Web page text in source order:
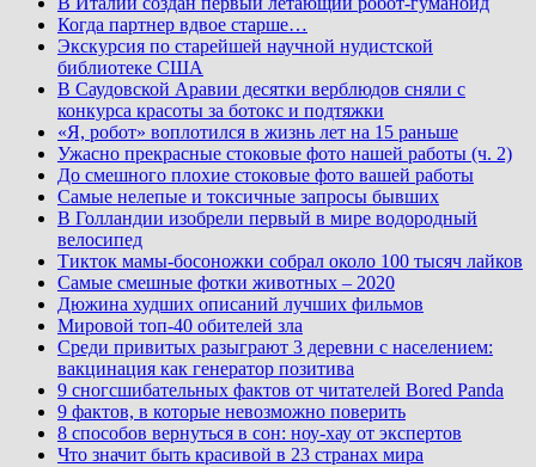
Когда партнер вдвое старше…
Экскурсия по старейшей научной нудистской
библиотеке США
В Саудовской Аравии десятки верблюдов сняли с
конкурса красоты за ботокс и подтяжки
«Я, робот» воплотился в жизнь лет на 15 раньше
Ужасно прекрасные стоковые фото нашей работы (ч. 2)
До смешного плохие стоковые фото вашей работы
Самые нелепые и токсичные запросы бывших
В Голландии изобрели первый в мире водородный
велосипед
Тикток мамы-босоножки собрал около 100 тысяч лайков
Самые смешные фотки животных – 2020
Дюжина худших описаний лучших фильмов
Мировой топ-40 обителей зла
Среди привитых разыграют 3 деревни с населением:
вакцинация как генератор позитива
9 сногсшибательных фактов от читателей Bored Panda
9 фактов, в которые невозможно поверить
8 способов вернуться в сон: ноу-хау от экспертов
Что значит быть красивой в 23 странах мира